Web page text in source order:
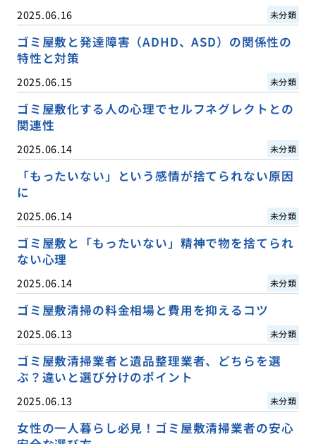
2025.06.16 未分類
ゴミ屋敷と発達障害（ADHD、ASD）の関係性の
特性と対策
2025.06.15 未分類
ゴミ屋敷化する人の心理でセルフネグレクトとの
関連性
2025.06.14 未分類
「もったいない」という感情が捨てられない原因
に
2025.06.14 未分類
ゴミ屋敷と「もったいない」精神で物を捨てられ
ない心理
2025.06.14 未分類
ゴミ屋敷清掃の料金相場と費用を抑えるコツ
2025.06.13 未分類
ゴミ屋敷清掃業者と遺品整理業者、どちらを選
ぶ？違いと選び分けのポイント
2025.06.13 未分類
女性の一人暮らし必見！ゴミ屋敷清掃業者の安心